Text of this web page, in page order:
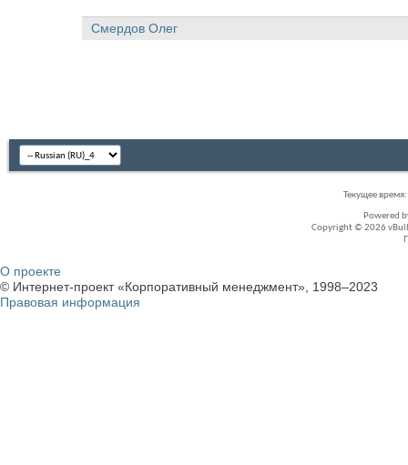
Смердов Олег
Текущее время:
Powered
Copyright © 2026
О проекте
© Интернет-проект «Корпоративный менеджмент», 1998–2023
Правовая информация